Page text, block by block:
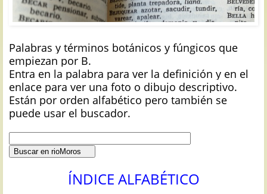
Palabras y términos botánicos y fúngicos que
empiezan por B.
Entra en la palabra para ver la definición y en el
enlace para ver una foto o dibujo descriptivo.
Están por orden alfabético pero también se
puede usar el buscador.
ÍNDICE ALFABÉTICO